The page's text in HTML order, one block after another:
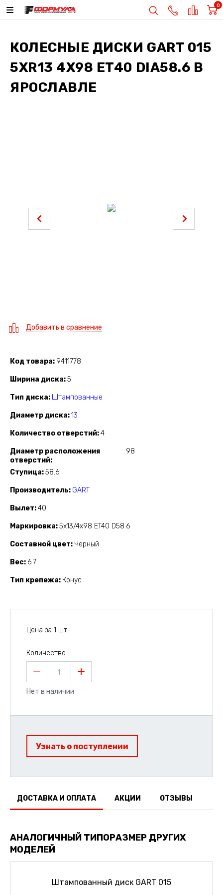
0
КОЛЕСНЫЕ ДИСКИ GART 015
5XR13 4X98 ET40 DIA58.6 В
ЯРОСЛАВЛЕ
Добавить в сравнение
Код товара 9411778
Ширина диска 5
Тип диска Штампованные
Диаметр диска 13
Количество отверстий 4
Диаметр расположения
отверстий
98
Ступица 58.6
Производитель GART
Вылет 40
Маркировка 5x13/4x98 ET40 D58.6
Составной цвет Черный
Вес 6.7
Тип крепежа Конус
Цена за 1 шт.
Количество
1
Нет в наличии
Узнать о поступлении
ДОСТАВКА И ОПЛАТА АКЦИИ ОТЗЫВЫ
АНАЛОГИЧНЫЙ ТИПОРАЗМЕР ДРУГИХ
МОДЕЛЕЙ
Штампованный диск GART 015